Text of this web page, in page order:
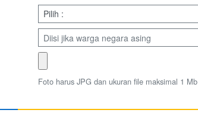
Foto harus JPG dan ukuran file maksimal 1 Mb